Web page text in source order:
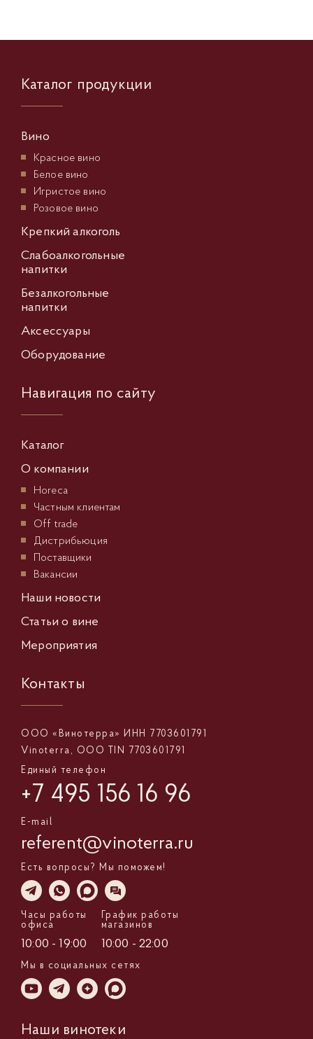
Блауэр Бургундер
Каталог продукции
Вино
Красное вино
Белое вино
Игристое вино
Розовое вино
Крепкий алкоголь
Слабоалкогольные
напитки
Безалкогольные
напитки
Аксессуары
Оборудование
Навигация по сайту
Каталог
О компании
Horeca
Частным клиентам
Off trade
Дистрибьюция
Поставщики
Вакансии
Наши новости
Статьи о вине
Мероприятия
Наши винотеки
Контакты
ООО «Винотерра» ИНН 7703601791
Vinoterra, OOO TIN 7703601791
Единый телефон
+7 495 156 16 96
E-mail
referent@vinoterra.ru
Есть вопросы? Мы поможем!
Часы работы
офиса
10:00 - 19:00
График работы
магазинов
10:00 - 22:00
Мы в социальных сетях